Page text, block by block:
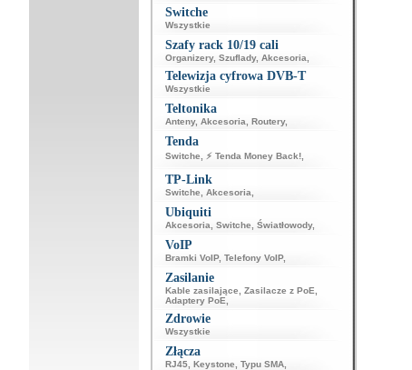
Switche
Wszystkie
Szafy rack 10/19 cali
Organizery, Szuflady, Akcesoria
Telewizja cyfrowa DVB-T
Wszystkie
Teltonika
Anteny, Akcesoria Routery,
Tenda
Switche ⚡ Tenda Money Back!,
TP-Link
Switche Akcesoria
Ubiquiti
Akcesoria Switche Światłowody,
VoIP
Bramki VoIP, Telefony VoIP,
Zasilanie
Kable zasilające Zasilacze z PoE
Adaptery PoE
Zdrowie
Wszystkie
Złącza
RJ45, Keystone Typu SMA,